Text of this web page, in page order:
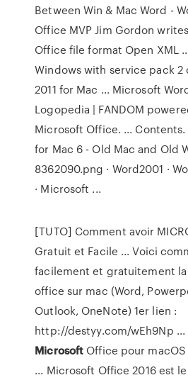
Between Win & Mac Word -
Office MVP Jim Gordon
Office file format Open XML
Windows with service pack
2011 for Mac ... Microsoft
Logopedia | FANDOM
Microsoft Office. ...
for Mac 6 - Old Mac and Old
8362090.png · Word2001 ·
· Microsoft ...
[TUTO] Comment avoir
Gratuit et Facile ... Voici
facilement et gratuitement
office sur mac (Word,
Outlook, OneNote) 1er lien :
http://destyy.com/wEh9Np
Microsoft Office pour
... Microsoft Office 2016 est